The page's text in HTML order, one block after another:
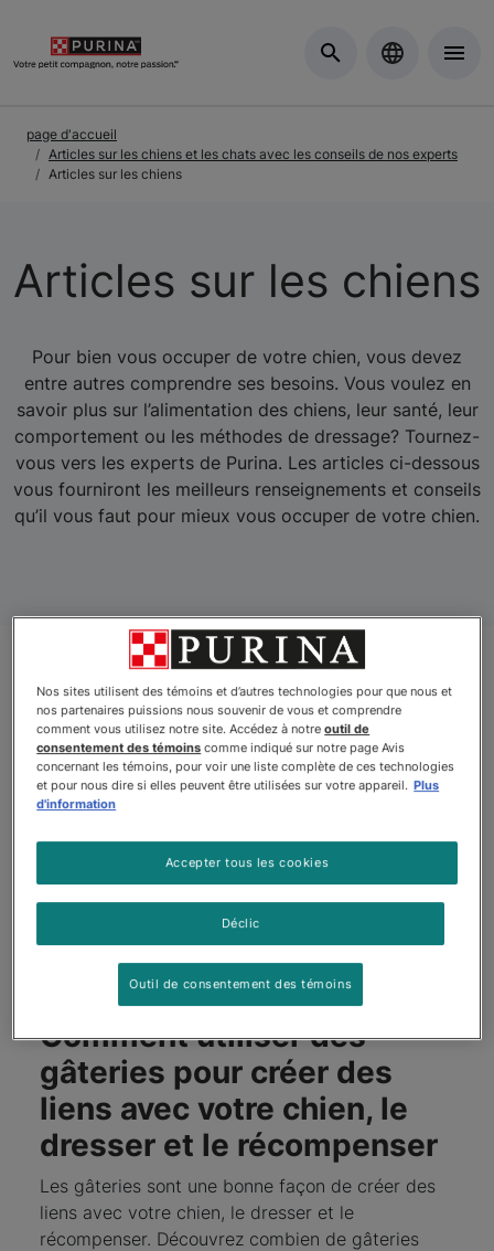
page d'accueil
Articles sur les chiens et les chats avec les conseils de nos experts
Articles sur les chiens
Articles sur les chiens
Pour bien vous occuper de votre chien, vous devez
entre autres comprendre ses besoins. Vous voulez en
savoir plus sur l’alimentation des chiens, leur santé, leur
comportement ou les méthodes de dressage? Tournez-
vous vers les experts de Purina. Les articles ci-dessous
vous fourniront les meilleurs renseignements et conseils
qu’il vous faut pour mieux vous occuper de votre chien.
Comment utiliser des
gâteries pour créer des
liens avec votre chien, le
dresser et le récompenser
Les gâteries sont une bonne façon de créer des
liens avec votre chien, le dresser et le
récompenser. Découvrez combien de gâteries
Nos sites utilisent des témoins et d’autres technologies pour que nous et
nos partenaires puissions nous souvenir de vous et comprendre
comment vous utilisez notre site. Accédez à notreoutil de
consentement des témoins comme indiqué sur notre page Avis
concernant les témoins, pour voir une liste complète de ces technologies
et pour nous dire si elles peuvent être utilisées sur votre appareil. Plus
d'information
Déclic
Accepter tous les cookies
Outil de consentement des témoins